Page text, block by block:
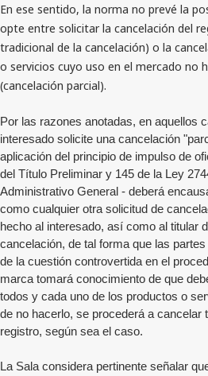
En ese sentido, la norma no prevé la
opte entre solicitar la cancelación del
tradicional de la cancelación) o la
o servicios cuyo uso en el mercado no
(cancelación parcial).
Por las razones anotadas, en aquellos
interesado solicite una cancelación
aplicación del principio de impulso de
del Título Preliminar y 145 de la Ley
Administrativo General - deberá
como cualquier otra solicitud de
hecho al interesado, así como al titular
cancelación, de tal forma que las
de la cuestión controvertida en el
marca tomará conocimiento de que
todos y cada uno de los productos o
de no hacerlo, se procederá a cancelar
registro, según sea el caso.
La Sala considera pertinente señalar